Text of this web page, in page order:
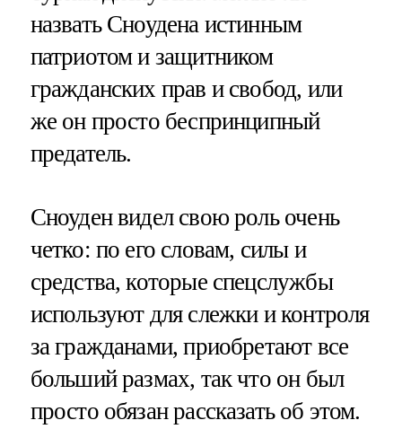
назвать Сноудена истинным
патриотом и защитником
гражданских прав и свобод, или
же он просто беспринципный
предатель.
Сноуден видел свою роль очень
четко: по его словам, силы и
средства, которые спецслужбы
используют для слежки и контроля
за гражданами, приобретают все
больший размах, так что он был
просто обязан рассказать об этом.